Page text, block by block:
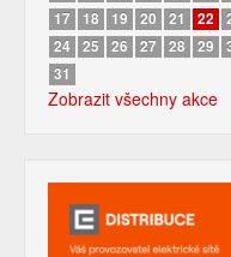
17 18 19 20 21 22
24
25 26 27 28 29
31
Zobrazit všechny akce